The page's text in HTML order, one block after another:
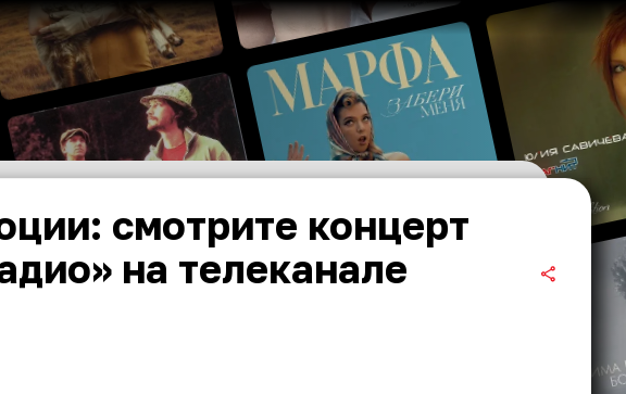
смотрите концерт
на телеканале